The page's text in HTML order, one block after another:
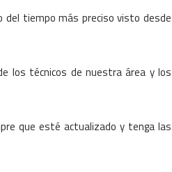
del tiempo más preciso visto desde
los técnicos de nuestra área y los
que esté actualizado y tenga las